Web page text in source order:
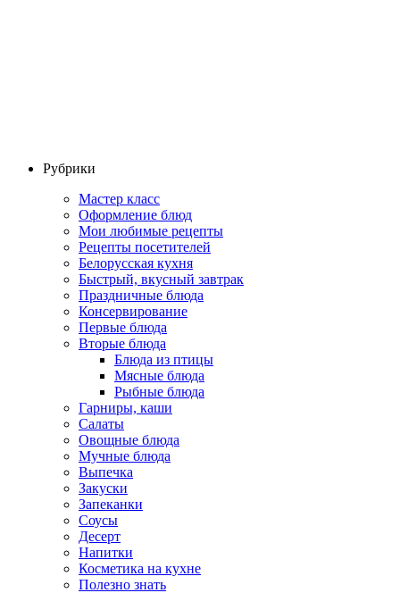
Рубрики
Мастер класс
Оформление блюд
Мои любимые рецепты
Рецепты посетителей
Белорусская кухня
Быстрый, вкусный завтрак
Праздничные блюда
Консервирование
Первые блюда
Вторые блюда
Блюда из птицы
Мясные блюда
Рыбные блюда
Гарниры, каши
Салаты
Овощные блюда
Мучные блюда
Выпечка
Закуски
Запеканки
Соусы
Десерт
Напитки
Косметика на кухне
Полезно знать